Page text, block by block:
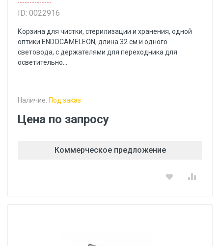
ID: 0022916
Корзина для чистки, стерилизации и хранения, одной
оптики ENDOCAMELEON, длина 32 см и одного
световода, с держателями для переходника для
осветительно...
Наличие: Под заказ
Цена по запросу
Коммерческое предложение